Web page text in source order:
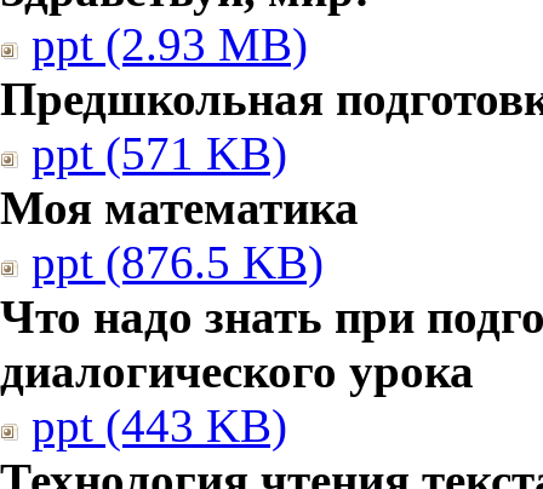
ppt (2.93 MB)
Предшкольная
ppt (571 KB)
Моя математика
ppt (876.5 KB)
Что надо знать при
диалогического урока
ppt (443 KB)